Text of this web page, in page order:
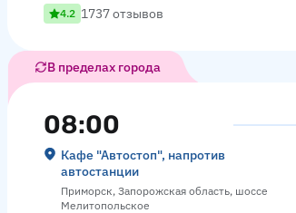
4.2 1737 отзывов
В пределах города
08:00
Кафе "Автостоп", напротив
автостанции
Приморск, Запорожская область, шоссе
Мелитопольское